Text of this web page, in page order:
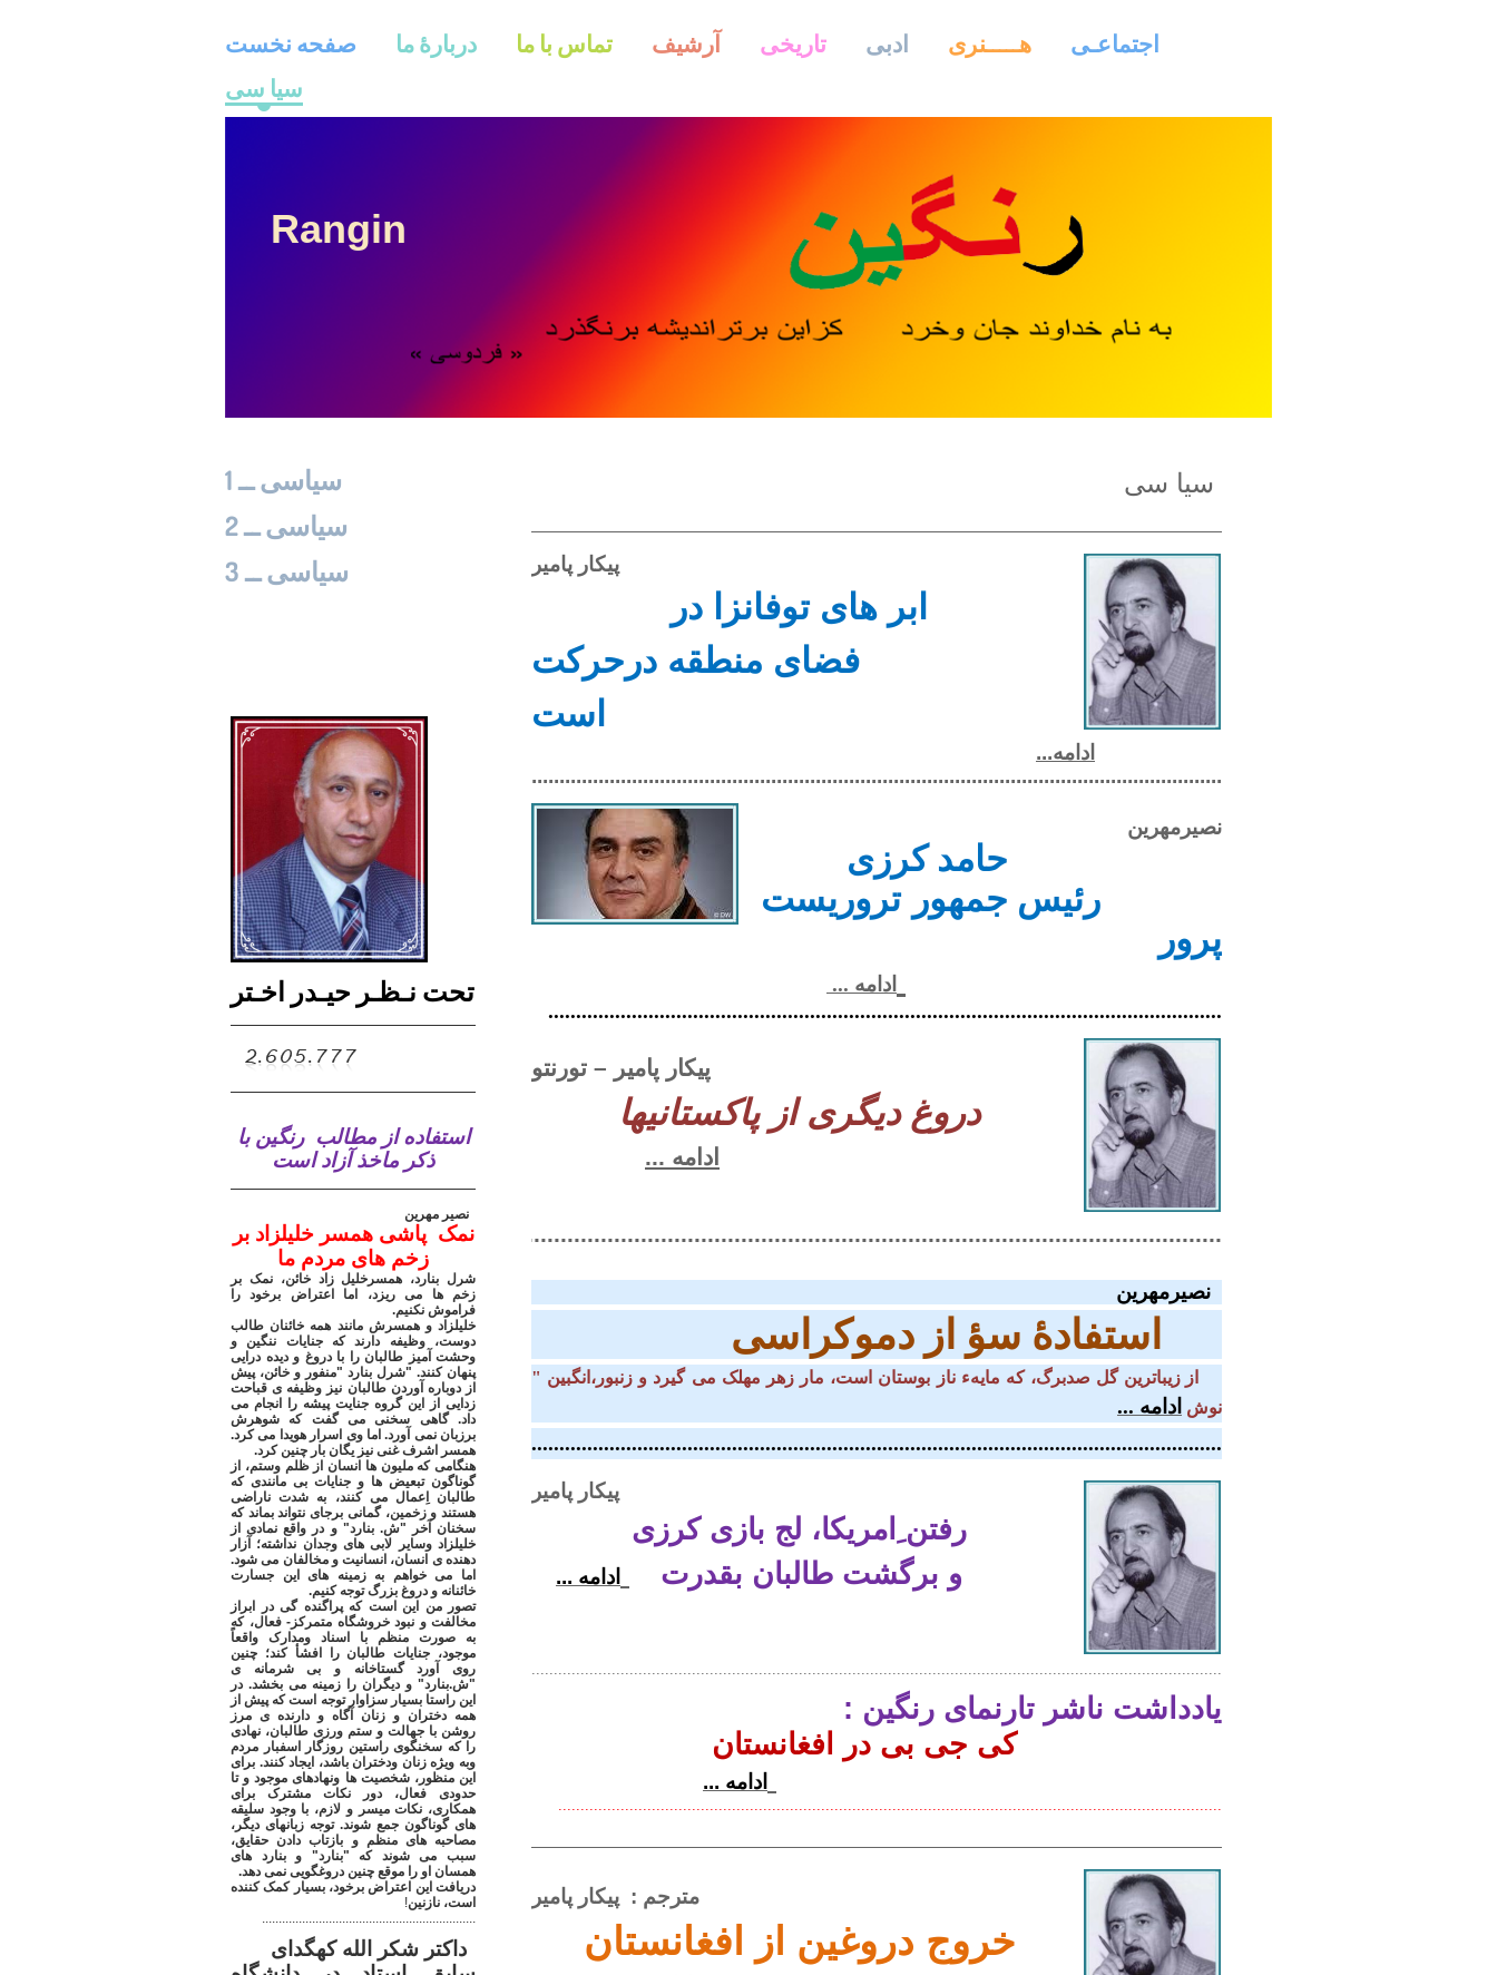
صفحه نخست دربارۀ ما تماس با ما آرشیف تاریخی ادبی هـــــنری
اجتماعـی
سیا سی
Rangin
سیاسی ــ 1
سیاسی ــ 2
سیاسی ــ 3
تحت نـظـر حیـدر اخـتر
استفاده از مطالب رنگین با
ذکر ماخذ آزاد است
نصیر مهرین
نمک پاشی همسر خلیلزاد بر
زخم های مردم ما
شرل بنارد، همسرخلیل زاد خائن، نمک بر
زخم ها می ریزد، اما اعتراض برخود را
فراموش نکنیم.
خلیلزاد و همسرش مانند همه خائنان طالب
دوست، وظیفه دارند که جنایات ننگین و
وحشت آمیز طالبان را با دروغ و دیده درایی
پنهان کنند. "شرل بنارد "منفور و خائن، پیش
از دوباره آوردن طالبان نیز وظیفه ی قباحت
زدایی از این گروه جنایت پیشه را انجام می
داد. گاهی سخنی می گفت که شوهرش
برزبان نمی آورد. اما وی اسرار هویدا می کرد.
همسر اشرف غنی نیز یگان بار چنین کرد.
هنگامی که ملیون ها انسان از ظلم وستم، از
گوناگون تبعیض ها و جنایات بی مانندی که
طالبان اِعمال می کنند، به شدت ناراضی
هستند و زخمین، گمانی برجای نتواند بماند که
سخنان آخر "ش. بنارد" و در واقع نمادی از
خلیلزاد وسایر لابی های وجدان نداشته؛ آزار
دهنده ی انسان، انسانیت و مخالفان می شود.
اما می خواهم به زمینه های این جسارت
خائنانه و دروغ بزرگ توجه کنیم.
تصور من این است که پراگنده گی در ابراز
مخالفت و نبود خروشگاه متمرکز- فعال، که
به صورت منظم با اسناد ومدارک واقعاً
موجود، جنایات طالبان را افشأ کند؛ چنین
روی آورد گستاخانه و بی شرمانه ی
"ش.بنارد" و دیگران را زمینه می بخشد. در
این راستا بسیار سزاوار توجه است که پیش از
همه دختران و زنان آگاه و دارنده ی مرز
روشن با جهالت و ستم ورزی طالبان، نهادی
را که سخنگوی راستین روزگار اسفبار مردم
وبه ویژه زنان ودختران باشد، ایجاد کنند. برای
این منظور، شخصیت ها ونهادهای موجود و تا
حدودی فعال، دور نکات مشترک برای
همکاری، نکات میسر و لازم، با وجود سلیقه
های گوناگون جمع شوند. توجه زبانهای دیگر،
مصاحبه های منظم و بازتاب دادن حقایق،
سبب می شوند که "بنارد" و بنارد های
همسان او را موقع چنین دروغگویی نمی دهد.
دریافت این اعتراض برخود، بسیار کمک کننده
است، نازنین!
................................................................
داکتر شکر الله کهگدای
سیا سی
پیکار پامیر
ابر های توفانزا در
فضای منطقه درحرکت
است
ادامه...
نصیرمهرین
حامد کرزی
رئیس جمهور تروریست
پرور
ادامه ...
.........................................................................................................................
پیکار پامیر – تورنتو
دروغ دیگری از پاکستانیها
ادامه ...
.....................................................................................................................................
نصیرمهرین
استفادۀ سؤ از دموکراسی
" از زیباترین گل صدبرگ، که مایهء ناز بوستان است، مار زهر مهلک می گیرد و زنبور،انگبین
نوش ادامه ...
....................................................................................................................................
پیکار پامیر
رفتن ِامریکا، لج بازی کرزی
و برگشت طالبان بقدرت
ادامه ...
..............................................................................................................................................................
یادداشت ناشر تارنمای رنگین :
کی جی بی در افغانستان
ادامه ...
.....................................................................................................................................................
مترجم : پیکار پامیر
خروج دروغین از افغانستان